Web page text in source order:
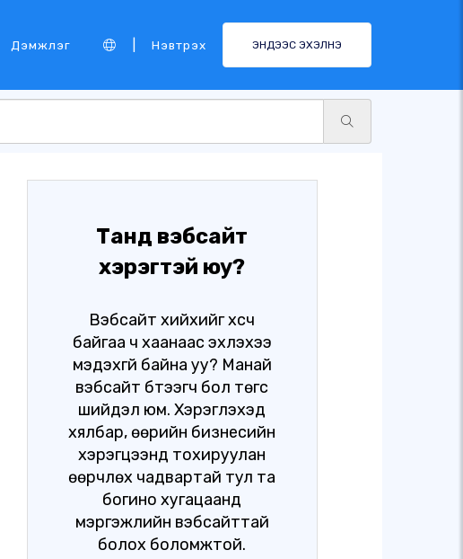
Дэмжлэг Нэвтрэх ЭНДЭЭС ЭХЭЛНЭ
Танд вэбсайт
хэрэгтэй юу?
Вэбсайт хийхийг хүсч
байгаа ч хаанаас эхлэхээ
мэдэхгүй байна уу? Манай
вэбсайт бүтээгч бол төгс
шийдэл юм. Хэрэглэхэд
хялбар, өөрийн бизнесийн
хэрэгцээнд тохируулан
өөрчлөх чадвартай тул та
богино хугацаанд
мэргэжлийн вэбсайттай
болох боломжтой.